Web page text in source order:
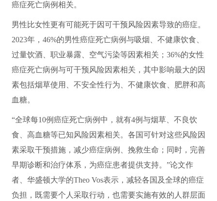
癌症死亡病例相关。
男性比女性更有可能死于因可干预风险因素导致的癌症。
2023年，46%的男性癌症死亡病例与吸烟、不健康饮食、
过量饮酒、职业暴露、空气污染等因素相关；36%的女性
癌症死亡病例与可干预风险因素相关，其中影响最大的因
素包括烟草使用、不安全性行为、不健康饮食、肥胖和高
血糖。
“全球每10例癌症死亡病例中，就有4例与烟草、不良饮
食、高血糖等已知风险因素相关。各国可针对这些风险因
素采取干预措施，减少癌症病例、挽救生命；同时，完善
早期诊断和治疗体系，为癌症患者提供支持。”论文作
者、华盛顿大学的Theo Vos表示，减轻各国及全球的癌症
负担，既需要个人采取行动，也需要实施有效的人群层面